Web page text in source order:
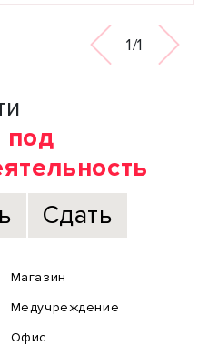
1/1
под
Сдать
Магазин
Медучреждение
Офис